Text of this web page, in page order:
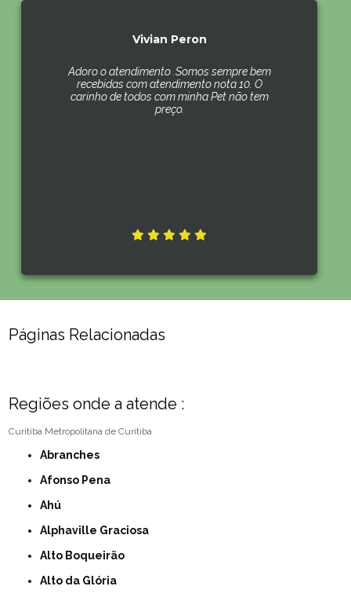
Vivian Peron
Adoro o atendimento .Somos sempre bem
recebidas com atendimento nota 10. O
carinho de todos com minha Pet não tem
preço.
Páginas Relacionadas
Regiões onde a atende :
Curitiba Metropolitana de Curitiba
Abranches
Afonso Pena
Ahú
Alphaville Graciosa
Alto Boqueirão
Alto da Glória